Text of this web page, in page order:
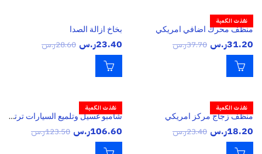
نفذت الكمية
منظف محرك اضافي امريكي
31.20ر.س 37.70ر.س
بخاخ ازالة الصدا
23.40ر.س 28.60ر.س
نفذت الكمية
منظف زجاج مركز امريكي
18.20ر.س 23.40ر.س
نفذت الكمية
شامبو غسيل وتلميع السيارات ترتل واكس 3.79 لتر
106.60ر.س 123.50ر.س